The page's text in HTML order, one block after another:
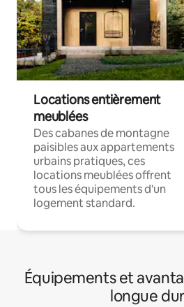
Locations entièrement
meublées
Des cabanes de montagne
paisibles aux appartements
urbains pratiques, ces
locations meublées offrent
tous les équipements d'un
logement standard.
Équipements et
longue